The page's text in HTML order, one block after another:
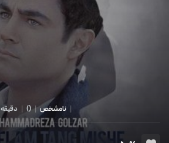
| نامشخص |
()
| دقیقه